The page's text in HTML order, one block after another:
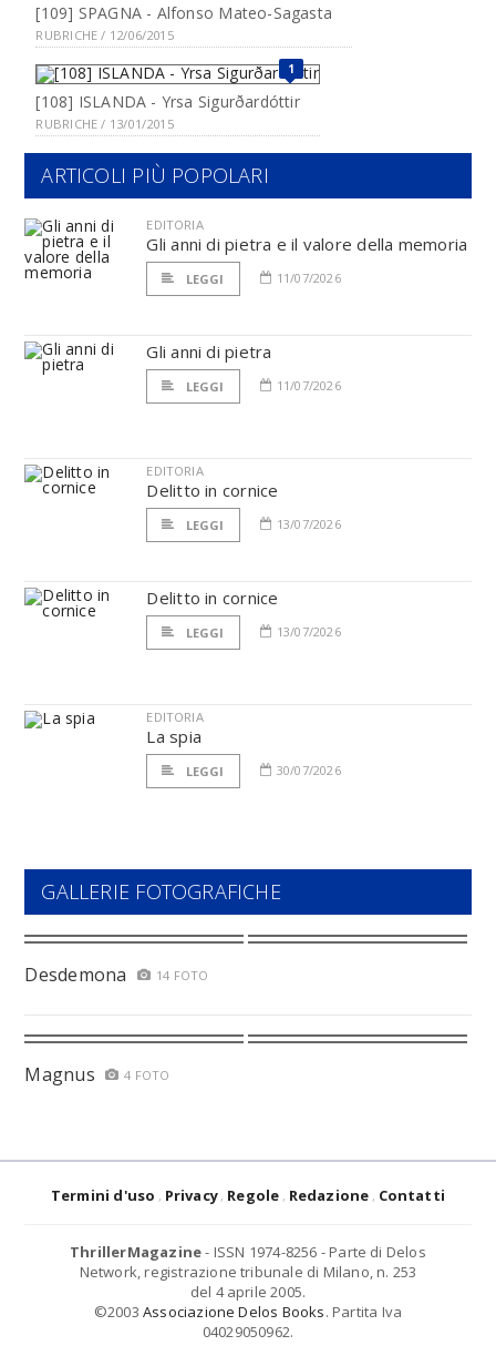
[109] SPAGNA - Alfonso Mateo-Sagasta
RUBRICHE / 12/06/2015
1
[108] ISLANDA - Yrsa Sigurðardóttir
RUBRICHE / 13/01/2015
ARTICOLI PIÙ POPOLARI
EDITORIA
Gli anni di pietra e il valore della memoria
LEGGI 11/07/2026
Gli anni di pietra
LEGGI 11/07/2026
EDITORIA
Delitto in cornice
LEGGI 13/07/2026
Delitto in cornice
LEGGI 13/07/2026
EDITORIA
La spia
LEGGI 30/07/2026
GALLERIE FOTOGRAFICHE
Desdemona 14 FOTO
Magnus 4 FOTO
Termini d'uso Privacy Regole Redazione Contatti
ThrillerMagazine- ISSN 1974-8256 - Parte di Delos
Network, registrazione tribunale di Milano, n. 253
del 4 aprile 2005.
©2003 Associazione Delos Books. Partita Iva
04029050962.